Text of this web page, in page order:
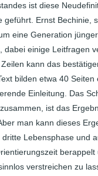
ist diese
geführt. Ernst Bechinie,
eine Generation
dabei einige Leitfragen
kann das
bilden etwa 40
Einleitung. Das
ist das
man kann dieses
dritte Lebensphase und
verstreichen zu